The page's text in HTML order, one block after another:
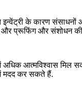
के कारण
और प्रूफिंग और संशोधन
आत्मविश्वास मिल
मदद कर सकते हैं.